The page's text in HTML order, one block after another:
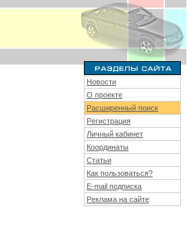
Новости
О проекте
Расширенный поиск
Регистрация
Личный кабинет
Координаты
Статьи
Как пользоваться?
E-mail подписка
Реклама на сайте